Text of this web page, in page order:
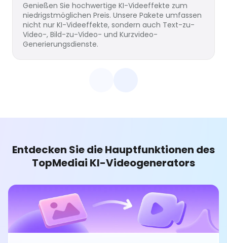
Genießen Sie hochwertige KI-Videeffekte zum
niedrigstmöglichen Preis. Unsere Pakete umfassen
nicht nur KI-Videeffekte, sondern auch Text-zu-
Video-, Bild-zu-Video- und Kurzvideo-
Generierungsdienste.
Entdecken Sie die Hauptfunktionen des
TopMediai KI-Videogenerators